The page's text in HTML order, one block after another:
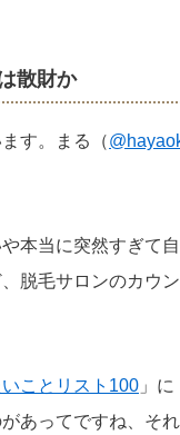
散財か
す。まる（
本当に突然すぎて
脱毛サロンのカウ
ことリスト100 」
あってですね、そ